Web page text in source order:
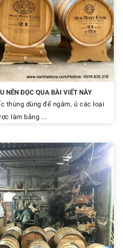
NÊN ĐỌC QUA BÀI VIẾT NÀY
thùng dùng để ngâm, ủ các loại
làm bằng ...